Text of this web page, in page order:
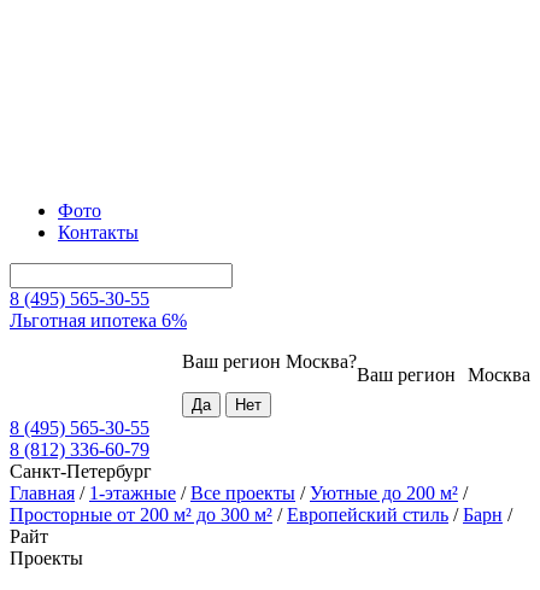
Фото
Контакты
8 (495) 565-30-55
Льготная ипотека 6%
Москва
Ваш регион
Ваш регион Москва?
8 (495) 565-30-55
8 (812) 336-60-79
Санкт-Петербург
Главная / 1-этажные /Все проекты /Уютные до 200 м² /
Просторные от 200 м² до 300 м² /Европейский стиль /Барн /
Райт
Проекты